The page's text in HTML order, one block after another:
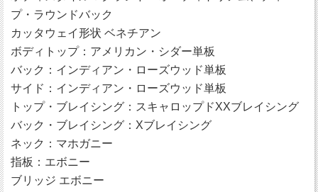
プ・ラウンドバック
カッタウェイ形状 ベネチアン
ボディトップ：アメリカン・シダー単板
バック：インディアン・ローズウッド単板
サイド：インディアン・ローズウッド単板
トップ・ブレイシング：スキャロップドXXブレイシング
バック・ブレイシング：Xブレイシング
ネック：マホガニー
指板：エボニー
ブリッジ エボニー